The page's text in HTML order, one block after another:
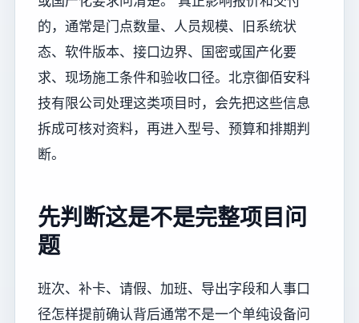
的，通常是门点数量、人员规模、旧系统状
态、软件版本、接口边界、国密或国产化要
求、现场施工条件和验收口径。北京御佰安科
技有限公司处理这类项目时，会先把这些信息
拆成可核对资料，再进入型号、预算和排期判
断。
先判断这是不是完整项目问
题
班次、补卡、请假、加班、导出字段和人事口
径怎样提前确认背后通常不是一个单纯设备问